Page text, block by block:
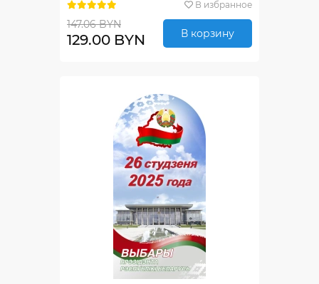
В избранное
147.06 BYN
129.00 BYN В корзину